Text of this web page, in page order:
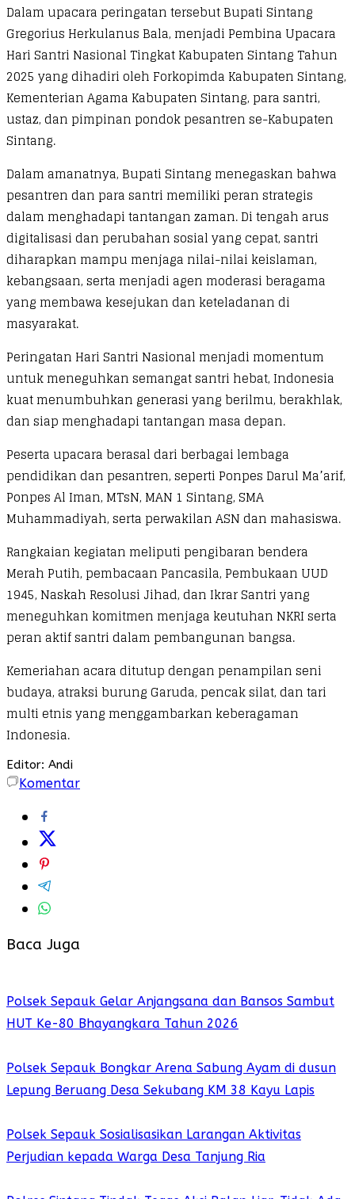
Dalam upacara peringatan tersebut Bupati Sintang
Gregorius Herkulanus Bala, menjadi Pembina Upacara
Hari Santri Nasional Tingkat Kabupaten Sintang Tahun
2025 yang dihadiri oleh Forkopimda Kabupaten Sintang,
Kementerian Agama Kabupaten Sintang, para santri,
ustaz, dan pimpinan pondok pesantren se-Kabupaten
Sintang.
Dalam amanatnya, Bupati Sintang menegaskan bahwa
pesantren dan para santri memiliki peran strategis
dalam menghadapi tantangan zaman. Di tengah arus
digitalisasi dan perubahan sosial yang cepat, santri
diharapkan mampu menjaga nilai-nilai keislaman,
kebangsaan, serta menjadi agen moderasi beragama
yang membawa kesejukan dan keteladanan di
masyarakat.
Peringatan Hari Santri Nasional menjadi momentum
untuk meneguhkan semangat santri hebat, Indonesia
kuat menumbuhkan generasi yang berilmu, berakhlak,
dan siap menghadapi tantangan masa depan.
Peserta upacara berasal dari berbagai lembaga
pendidikan dan pesantren, seperti Ponpes Darul Ma’arif,
Ponpes Al Iman, MTsN, MAN 1 Sintang, SMA
Muhammadiyah, serta perwakilan ASN dan mahasiswa.
Rangkaian kegiatan meliputi pengibaran bendera
Merah Putih, pembacaan Pancasila, Pembukaan UUD
1945, Naskah Resolusi Jihad, dan Ikrar Santri yang
meneguhkan komitmen menjaga keutuhan NKRI serta
peran aktif santri dalam pembangunan bangsa.
Kemeriahan acara ditutup dengan penampilan seni
budaya, atraksi burung Garuda, pencak silat, dan tari
multi etnis yang menggambarkan keberagaman
Indonesia.
Editor: Andi
Komentar
Baca Juga
Polsek Sepauk Gelar Anjangsana dan Bansos Sambut
HUT Ke-80 Bhayangkara Tahun 2026
Polsek Sepauk Bongkar Arena Sabung Ayam di dusun
Lepung Beruang Desa Sekubang KM 38 Kayu Lapis
Polsek Sepauk Sosialisasikan Larangan Aktivitas
Perjudian kepada Warga Desa Tanjung Ria